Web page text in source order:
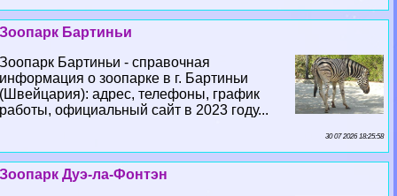
Зоопарк Бартиньи
Зоопарк Бартиньи - справочная
информация о зоопарке в г. Бартиньи
(Швейцария): адрес, телефоны, график
работы, официальный сайт в 2023 году...
30 07 2026 18:25:58
Зоопарк Дуэ-ла-Фонтэн